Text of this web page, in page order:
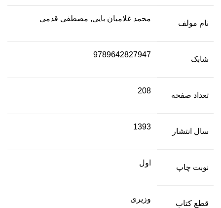
نام مولف
محمد غلامیان بایی, مصطفی قدمی
شابک
9789642827947
تعداد صفحه
208
سال انتشار
1393
نوبت چاپ
اول
قطع کتاب
وزیری